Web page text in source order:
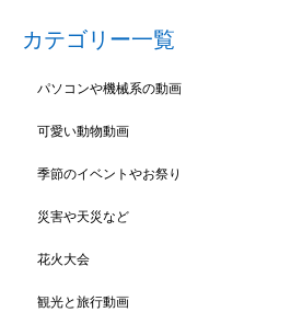
カテゴリー一覧
パソコンや機械系の動画
可愛い動物動画
季節のイベントやお祭り
災害や天災など
花火大会
観光と旅行動画